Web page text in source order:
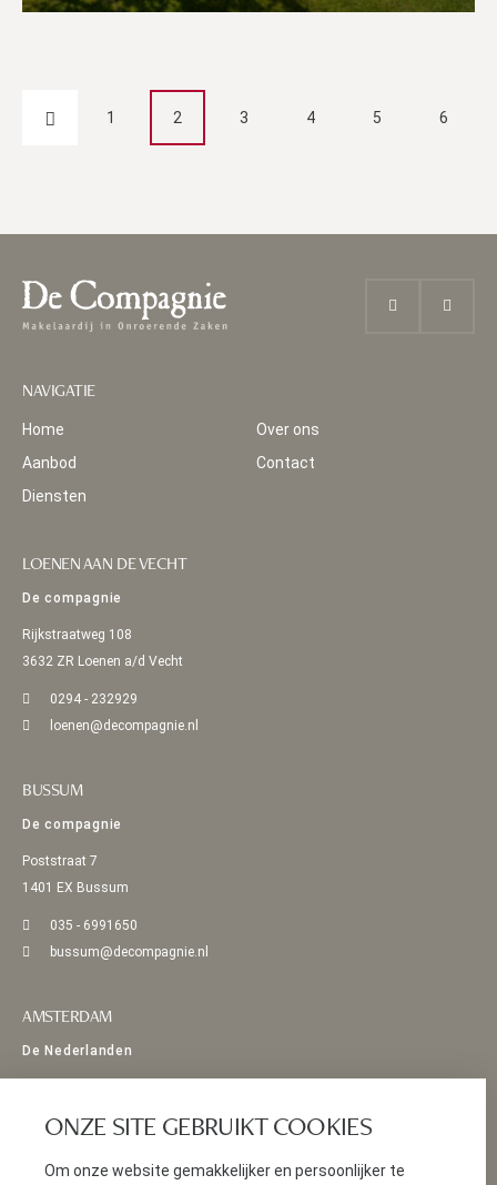
1 2 3 4 5 6
ONZE SITE GEBRUIKT COOKIES
Om onze website gemakkelijker en persoonlijker te
NAVIGATIE
Home
Aanbod
Diensten
Over ons
Contact
LOENEN AAN DE VECHT
De compagnie
Rijkstraatweg 108
3632 ZR Loenen a/d Vecht
0294 - 232929
loenen@decompagnie.nl
BUSSUM
De compagnie
Poststraat 7
1401 EX Bussum
035 - 6991650
bussum@decompagnie.nl
AMSTERDAM
De Nederlanden
info@denederlanden.eu